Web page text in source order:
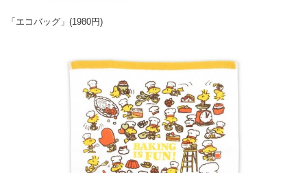
「エコバッグ」(1980円)